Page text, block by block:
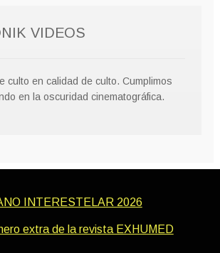
VIDEOS
culto en calidad de culto. Cumplimos
en la oscuridad cinematográfica.
INTERESTELAR 2026
extra de la revista EXHUMED